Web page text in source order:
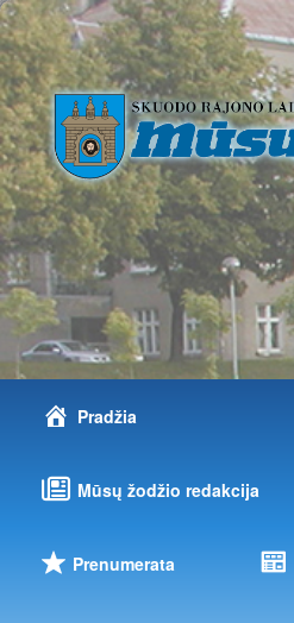
Pradžia
Mūsų žodžio redakcija
Prenumerata